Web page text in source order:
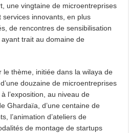
une vingtaine de microentreprises
innovants, en plus
de rencontres de sensibilisation
trait au domaine de
thème, initiée dans la wilaya de
douzaine de microentreprises
l’exposition, au niveau de
Ghardaïa, d’une centaine de
l’animation d’ateliers de
de montage de startups